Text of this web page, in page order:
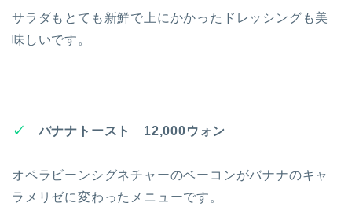
サラダもとても新鮮で上にかかったドレッシングも美
味しいです。
✓ バナナトースト 12,000ウォン
オペラビーンシグネチャーのベーコンがバナナのキャ
ラメリゼに変わったメニューです。